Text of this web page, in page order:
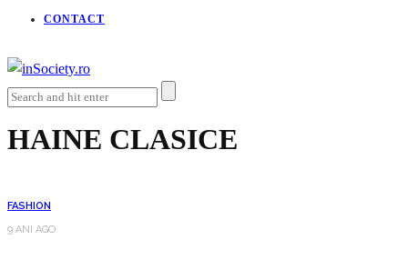
CONTACT
HAINE CLASICE
FASHION
9 ANI AGO